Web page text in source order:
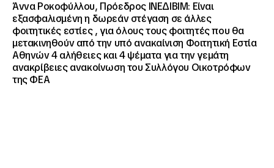
Άννα Ροκοφύλλου, Πρόεδρος ΙΝΕΔΙΒΙΜ: Είναι
εξασφαλισμένη η δωρεάν στέγαση σε άλλες
φοιτητικές εστίες , για όλους τους φοιτητές που θα
μετακινηθούν από την υπό ανακαίνιση Φοιτητική Εστία
Αθηνών 4 αλήθειες και 4 ψέματα για την γεμάτη
ανακρίβειες ανακοίνωση του Συλλόγου Οικοτρόφων
της ΦΕΑ